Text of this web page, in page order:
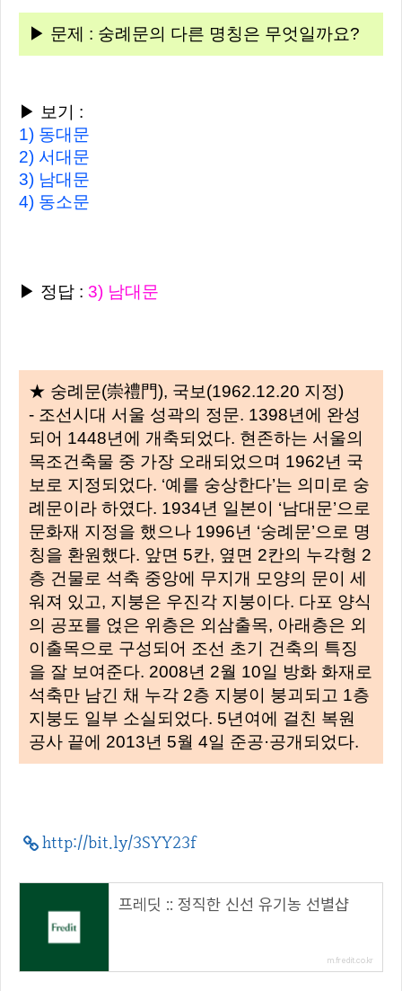
▶ 문제 : 숭례문의 다른 명칭은 무엇일까요?
▶ 보기 :
1) 동대문
2) 서대문
3) 남대문
4) 동소문
▶ 정답 : 3) 남대문
★ 숭례문(崇禮門), 국보(1962.12.20 지정)
- 조선시대 서울 성곽의 정문. 1398년에 완성
되어 1448년에 개축되었다. 현존하는 서울의
목조건축물 중 가장 오래되었으며 1962년 국
보로 지정되었다. ‘예를 숭상한다’는 의미로 숭
례문이라 하였다. 1934년 일본이 ‘남대문’으로
문화재 지정을 했으나 1996년 ‘숭례문’으로 명
칭을 환원했다. 앞면 5칸, 옆면 2칸의 누각형 2
층 건물로 석축 중앙에 무지개 모양의 문이 세
워져 있고, 지붕은 우진각 지붕이다. 다포 양식
의 공포를 얹은 위층은 외삼출목, 아래층은 외
이출목으로 구성되어 조선 초기 건축의 특징
을 잘 보여준다. 2008년 2월 10일 방화 화재로
석축만 남긴 채 누각 2층 지붕이 붕괴되고 1층
지붕도 일부 소실되었다. 5년여에 걸친 복원
공사 끝에 2013년 5월 4일 준공·공개되었다.
http://bit.ly/3SYY23f
프레딧 :: 정직한 신선 유기농 선별샵
m.fredit.co.kr